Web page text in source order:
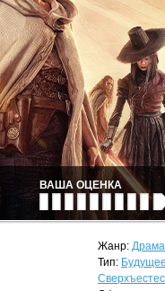
ВАША ОЦЕНКА
Жанр: Драма
Тип: Будущее